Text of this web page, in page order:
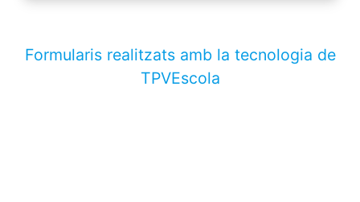
Formularis realitzats amb la tecnologia de
TPVEscola